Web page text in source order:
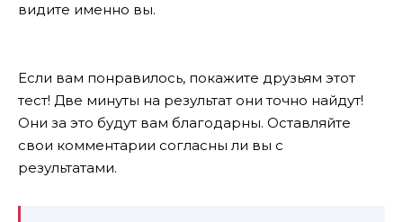
видите именно вы.
Если вам понравилось, покажите друзьям этот
тест! Две минуты на результат они точно найдут!
Они за это будут вам благодарны. Оставляйте
свои комментарии согласны ли вы с
результатами.